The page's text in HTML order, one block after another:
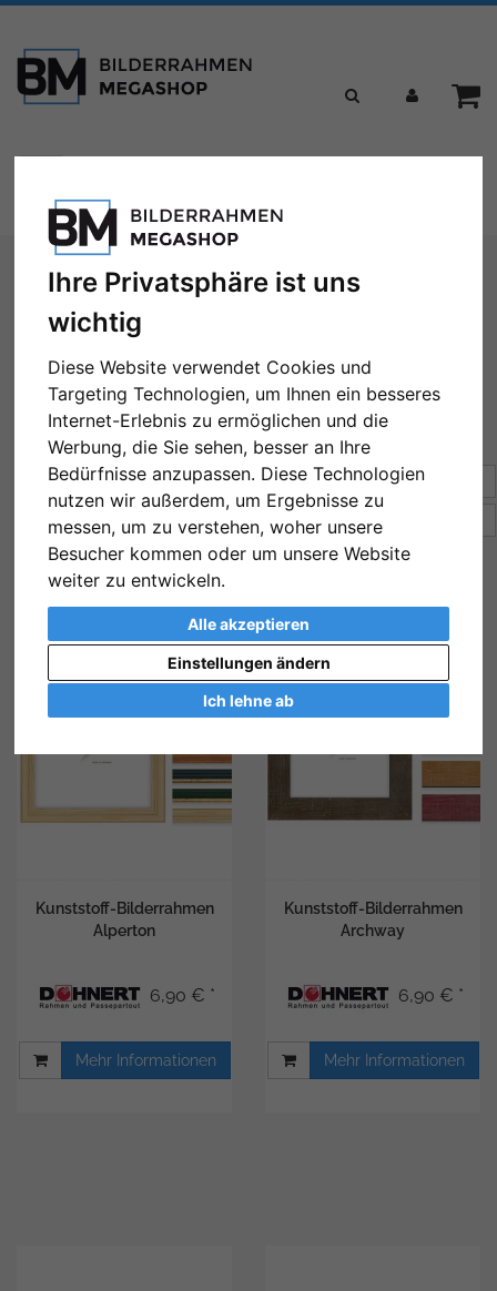
Ihre Privatsphäre ist uns
wichtig
Diese Website verwendet Cookies und
Targeting Technologien, um Ihnen ein besseres
Internet-Erlebnis zu ermöglichen und die
Werbung, die Sie sehen, besser an Ihre
Bedürfnisse anzupassen. Diese Technologien
nutzen wir außerdem, um Ergebnisse zu
messen, um zu verstehen, woher unsere
Besucher kommen oder um unsere Website
weiter zu entwickeln.
Alle akzeptieren
Ich lehne ab
Einstellungen ändern
navigation
Sie sind hier:
Döhnert
← Zurück 1 2 3 4 5 ... 14 Weiter →
Sortierung: Preis
Artikel pro Seite10
Kunststoff-Bilderrahmen
Alperton
6,90 € *
Mehr Informationen
Kunststoff-Bilderrahmen
Archway
6,90 € *
Mehr Informationen